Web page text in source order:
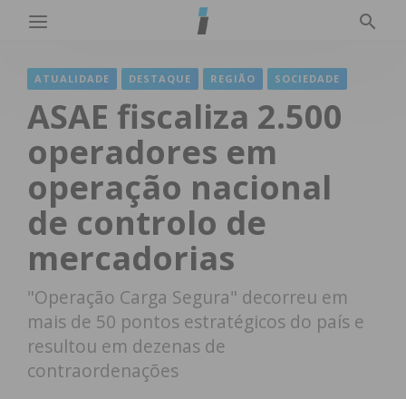
ATUALIDADE DESTAQUE REGIÃO SOCIEDADE
ASAE fiscaliza 2.500
operadores em
operação nacional
de controlo de
mercadorias
"Operação Carga Segura" decorreu em
mais de 50 pontos estratégicos do país e
resultou em dezenas de
contraordenações